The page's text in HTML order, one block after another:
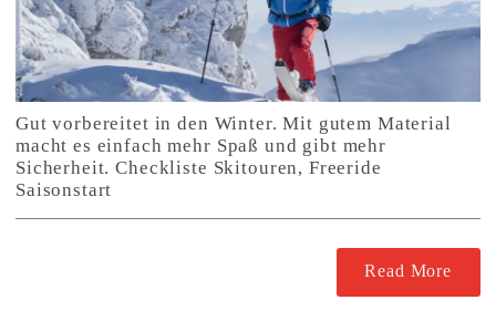
Gut vorbereitet in den Winter. Mit gutem Material
macht es einfach mehr Spaß und gibt mehr
Sicherheit. Checkliste Skitouren, Freeride
Saisonstart
Read More